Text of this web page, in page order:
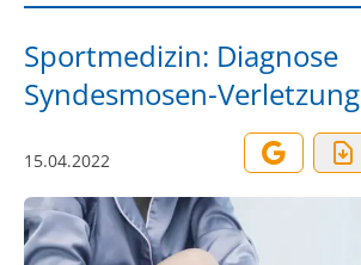
Sportmedizin: Diagnose
Syndesmosen-Verletzung
15.04.2022